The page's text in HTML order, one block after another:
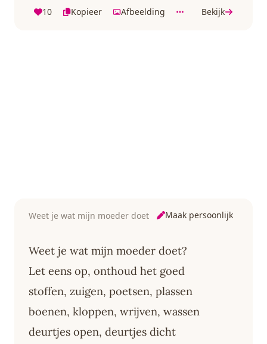
10 Kopieer Afbeelding Bekijk
Weet je wat mijn moeder doet Maak persoonlijk
Weet je wat mijn moeder doet?
Let eens op, onthoud het goed
stoffen, zuigen, poetsen, plassen
boenen, kloppen, wrijven, wassen
deurtjes open, deurtjes dicht